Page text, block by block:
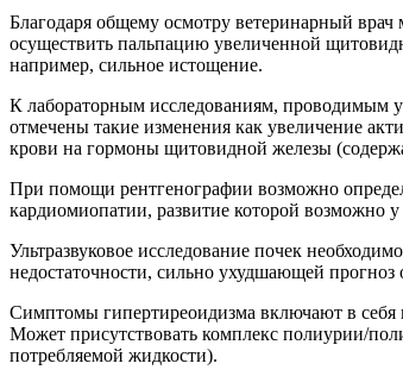
Благодаря общему осмотру ветеринарный
осуществить пальпацию увеличенной
например, сильное истощение.
К лабораторным исследованиям, проводимым
отмечены такие изменения как увеличение
крови на гормоны щитовидной железы
При помощи рентгенографии возможно
кардиомиопатии, развитие которой возможно
Ультразвуковое исследование почек
недостаточности, сильно ухудшающей прогноз
Симптомы гипертиреоидизма включают в себя
Может присутствовать комплекс полиурии/
потребляемой жидкости).